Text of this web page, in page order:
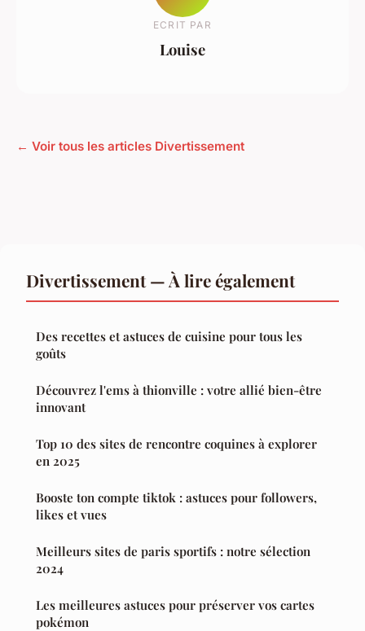
ECRIT PAR
Louise
← Voir tous les articles Divertissement
Divertissement — À lire également
Des recettes et astuces de cuisine pour tous les
goûts
Découvrez l'ems à thionville : votre allié bien-être
innovant
Top 10 des sites de rencontre coquines à explorer
en 2025
Booste ton compte tiktok : astuces pour followers,
likes et vues
Meilleurs sites de paris sportifs : notre sélection
2024
Les meilleures astuces pour préserver vos cartes
pokémon